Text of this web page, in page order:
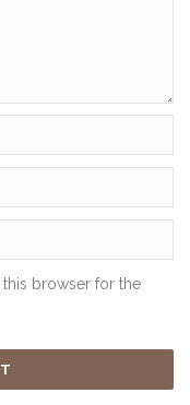
this browser for the